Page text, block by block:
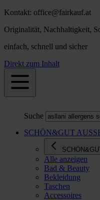
Kontakt: office@fairkauf.at
Originalität, Nachhaltigkeit,
einfach, schnell und sicher
Direkt zum Inhalt
Suche
SCHÖN&GUT
Alle anzeigen
Bad & Beauty
Bekleidung
Taschen
Accessoires